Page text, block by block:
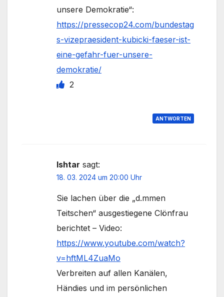
unsere Demokratie“:
https://pressecop24.com/bundestag
s-vizepraesident-kubicki-faeser-ist-
eine-gefahr-fuer-unsere-
demokratie/
2
ANTWORTEN
Ishtar sagt:
18. 03. 2024 um 20:00 Uhr
Sie lachen über die „d.mmen
Teitschen“ ausgestiegene Clönfrau
berichtet – Video:
https://www.youtube.com/watch?
v=hftML4ZuaMo
Verbreiten auf allen Kanälen,
Händies und im persönlichen